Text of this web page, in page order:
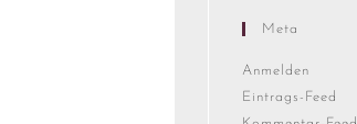
Meta
Anmelden
Eintrags-Feed